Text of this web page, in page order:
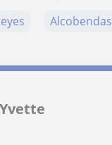
Alcobendas